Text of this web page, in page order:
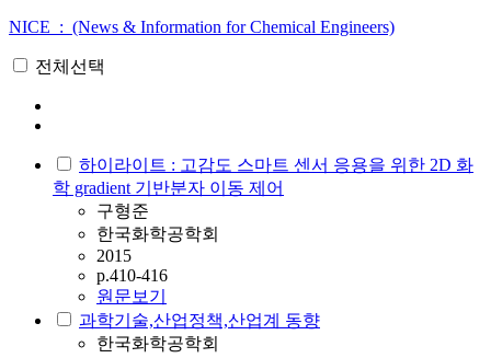
NICE : (News & Information for Chemical Engineers)
전체선택
하이라이트 : 고감도 스마트 센서 응용을 위한 2D 화
학 gradient 기반분자 이동 제어
구형준
한국화학공학회
2015
p.410-416
원문보기
과학기술,산업정책,산업계 동향
한국화학공학회